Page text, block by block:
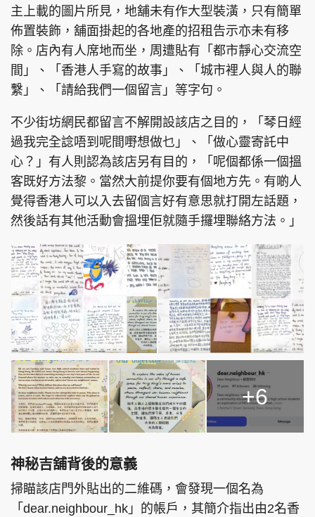
主上載的圖片所見，地舖未有作大型裝潢，只有簡單
佈置裝飾，舖面掛起的各地產的招租告示亦未有移
除。店內有人席地而坐，周遭貼有「都市靜心交流空
間」、「香港人手寫的故事」、「城市裡人與人的聯
繫」、「請給我們一個留言」等字句。
不少街坊網民都留言不解開設該店之目的，「琴日經
過我完全諗唔到呢間嘢想做乜」、「做心靈寄託中
心？」有人則認為該店另有目的，「呢個都係一個搵
客既好方法黎。當然大前提你要有個地方先。有啲人
覺得香港人可以入去留個言好有意思就打開左話題，
然後話有其他活動會搵埋佢就隨手攞埋聯絡方法。」
+6
神秘吉舖背後的意義
掃瞄該店門外貼出的二維碼，會發現一個名為
「dear.neighbour_hk」的帳戶，其簡介指出由2名香